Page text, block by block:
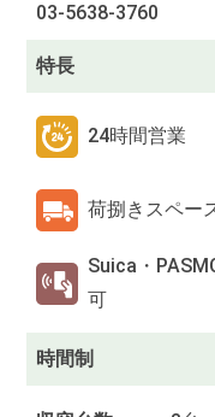
03-5638-3760
特長
24時間営業
荷捌きスペー
Suica・
可
時間制